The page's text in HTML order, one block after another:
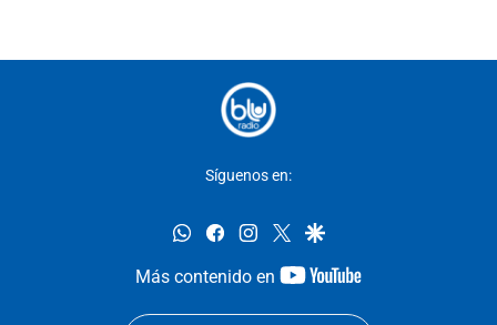
Síguenos en:
whatsappfacebookinstagram
twittergoogle
Más contenido en
youtube-